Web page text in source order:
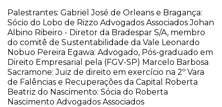
Palestrantes: Gabriel José de Orleans e Bragança:
Sócio do Lobo de Rizzo Advogados Associados Johan
Albino Ribeiro - Diretor da Bradespar S/A, membro
do comitê de Sustentabilidade da Vale Leonardo
Nobuo Pereira Egawa: Advogado, Pós-graduado em
Direito Empresarial pela (FGV-SP) Marcelo Barbosa
Sacramone: Juiz de direito em exercício na 2º Vara
de Falências e Recuperações da Capital Roberta
Beatriz do Nascimento: Sócia do Roberta
Nascimento Advogados Associados